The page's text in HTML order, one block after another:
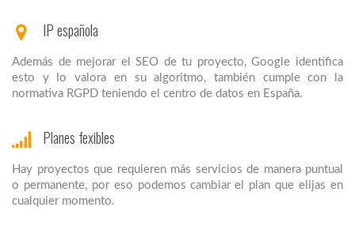
IP española
Además de mejorar el SEO de tu proyecto, Google identifica
esto y lo valora en su algoritmo, también cumple con la
normativa RGPD teniendo el centro de datos en España.
Planes fexibles
Hay proyectos que requieren más servicios de manera puntual
o permanente, por eso podemos cambiar el plan que elijas en
cualquier momento.